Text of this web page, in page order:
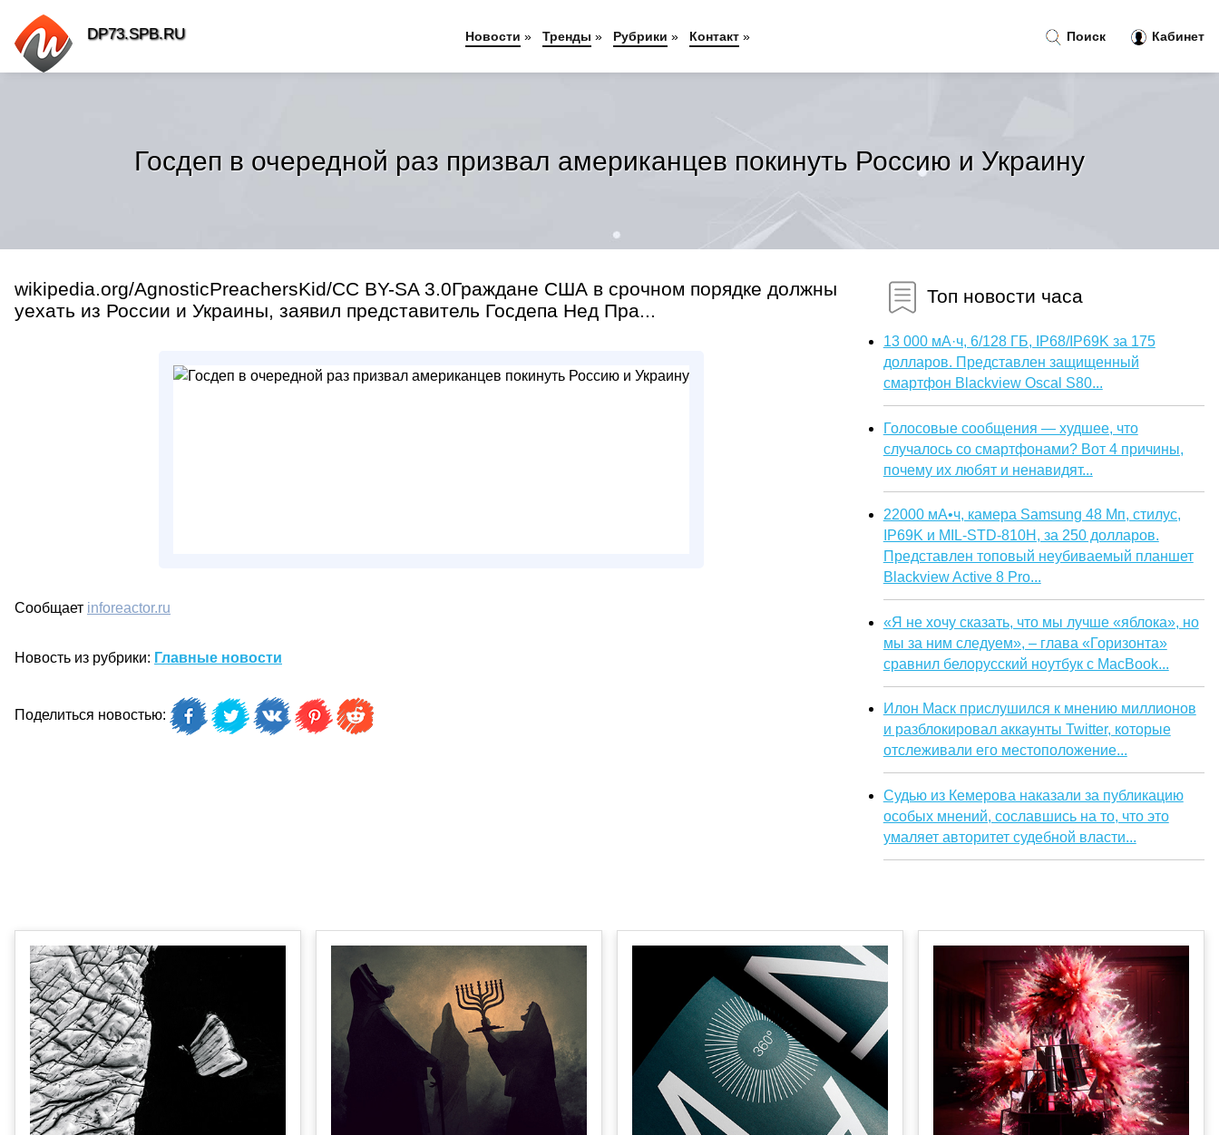
Госдеп в очередной раз призвал американцев покинуть Россию и Украину
wikipedia.org/AgnosticPreachersKid/CC BY-SA 3.0Граждане США в срочном порядке должны
уехать из России и Украины, заявил представитель Госдепа Нед Пра...
Сообщает inforeactor.ru
Новость из рубрики: Главные новости
Поделиться новостью:
Топ новости часа
13 000 мА·ч, 6/128 ГБ, IP68/IP69K за 175
долларов. Представлен защищенный
смартфон Blackview Oscal S80...
Голосовые сообщения — худшее, что
случалось со смартфонами? Вот 4 причины,
почему их любят и ненавидят...
22000 мА•ч, камера Samsung 48 Мп, стилус,
IP69K и MIL-STD-810H, за 250 долларов.
Представлен топовый неубиваемый планшет
Blackview Active 8 Pro...
«Я не хочу сказать, что мы лучше «яблока», но
мы за ним следуем», – глава «Горизонта»
сравнил белорусский ноутбук с MacBook...
Илон Маск прислушился к мнению миллионов
и разблокировал аккаунты Twitter, которые
отслеживали его местоположение...
Судью из Кемерова наказали за публикацию
особых мнений, сославшись на то, что это
умаляет авторитет судебной власти...
Поиск Кабинет
DP73.SPB.RU Новости » Тренды » Рубрики » Контакт »